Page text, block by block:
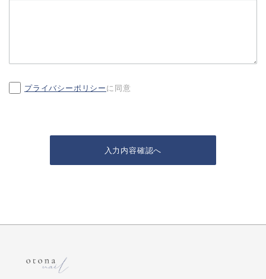
プライバシーポリシー に同意
入力内容確認へ